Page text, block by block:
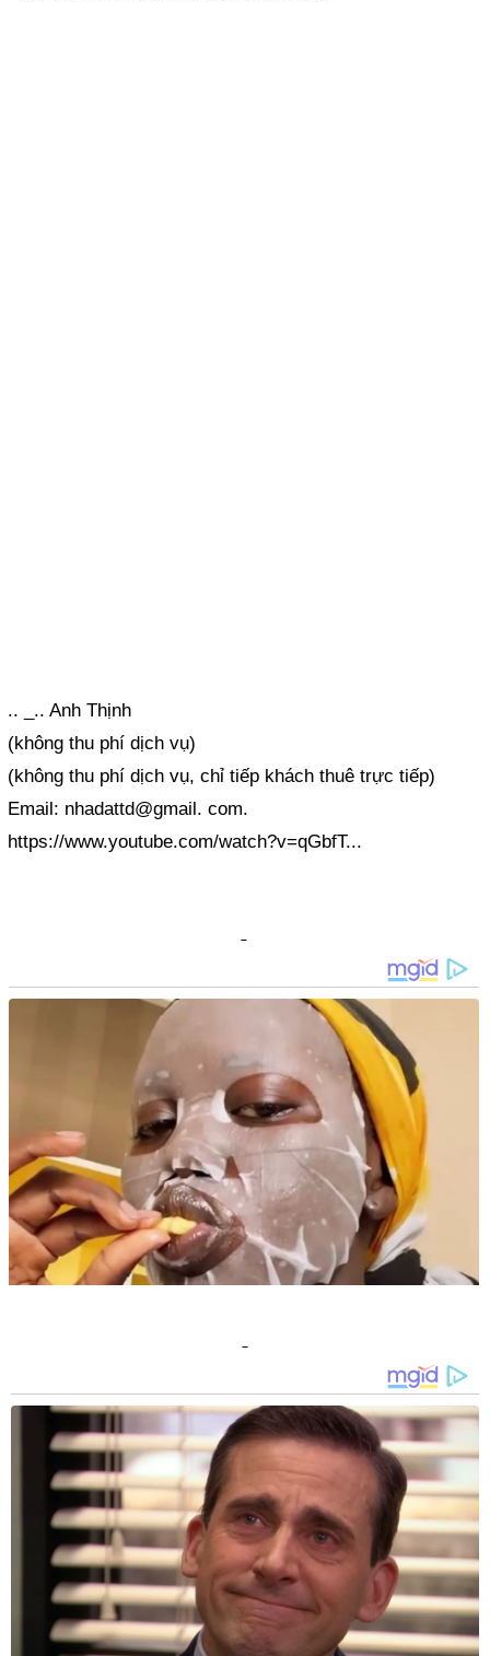
.. _.. Anh Thịnh
(không thu phí dịch vụ)
(không thu phí dịch vụ, chỉ tiếp khách thuê trực tiếp)
Email: nhadattd@gmail. com.
https://www.youtube.com/watch?v=qGbfT...